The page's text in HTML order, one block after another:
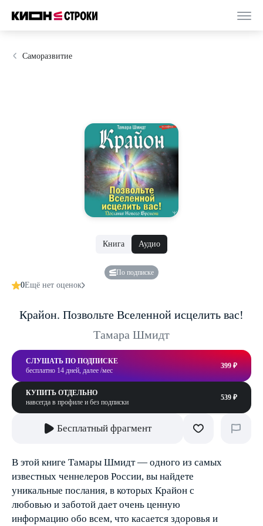
Саморазвитие
Книга Аудио
По подписке
0Ещё нет оценок
Крайон. Позвольте Вселенной исцелить вас!
Тамара Шмидт
СЛУШАТЬ ПО ПОДПИСКЕ
бесплатно 14 дней, далее /мес
399 ₽
КУПИТЬ ОТДЕЛЬНО
навсегда в профиле и без подписки
539 ₽
Бесплатный фрагмент
В этой книге Тамары Шмидт — одного из самых
известных ченнелеров России, вы найдете
уникальные послания, в которых Крайон с
любовью и заботой дает очень ценную
информацию обо всем, что касается здоровья и